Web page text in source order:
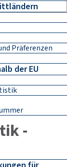
Präferenzen
der EU
-